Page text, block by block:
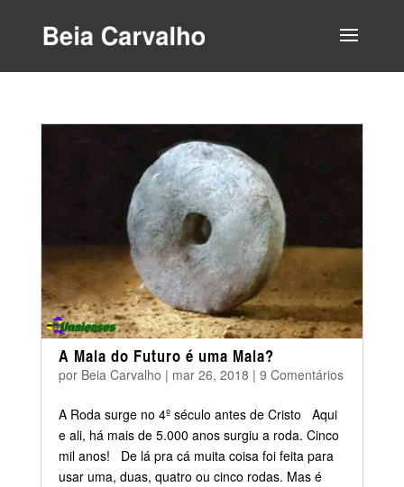
A Mala do Futuro é uma Mala?
por Beia Carvalho | mar 26, 2018 | 9 Comentários
A Roda surge no 4º século antes de Cristo Aqui
e ali, há mais de 5.000 anos surgiu a roda. Cinco
mil anos! De lá pra cá muita coisa foi feita para
usar uma, duas, quatro ou cinco rodas. Mas é